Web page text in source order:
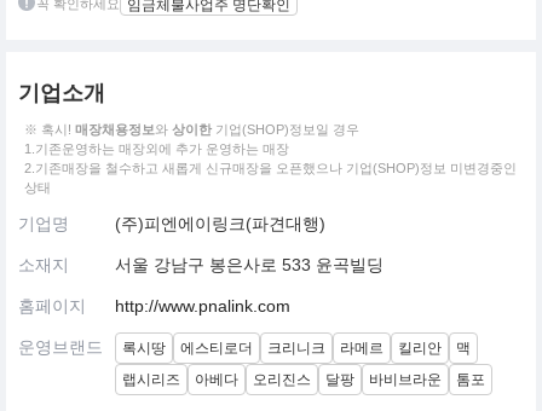
꼭 확인하세요 임금체불사업주 명단확인
기업소개
※ 혹시! 매장채용정보와 상이한 기업(SHOP)정보일 경우
1.기존운영하는 매장외에 추가 운영하는 매장
2.기존매장을 철수하고 새롭게 신규매장을 오픈했으나 기업(SHOP)정보 미변경중인
상태
기업명 (주)피엔에이링크(파견대행)
소재지 서울 강남구 봉은사로 533 윤곡빌딩
홈페이지 http://www.pnalink.com
운영브랜드 록시땅 에스티로더 크리니크 라메르 킬리안
맥
랩시리즈
아베다 오리진스 달팡 바비브라운 톰포